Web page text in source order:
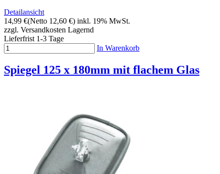
Detailansicht
14,99 €(Netto 12,60 €) inkl. 19% MwSt.
zzgl. Versandkosten Lagernd
Lieferfrist 1-3 Tage
In Warenkorb
Spiegel 125 x 180mm mit flachem Glas